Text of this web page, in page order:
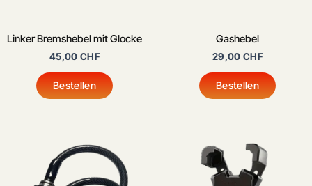
Linker Bremshebel mit Glocke
45,00 CHF
Bestellen
Gashebel
29,00 CHF
Bestellen